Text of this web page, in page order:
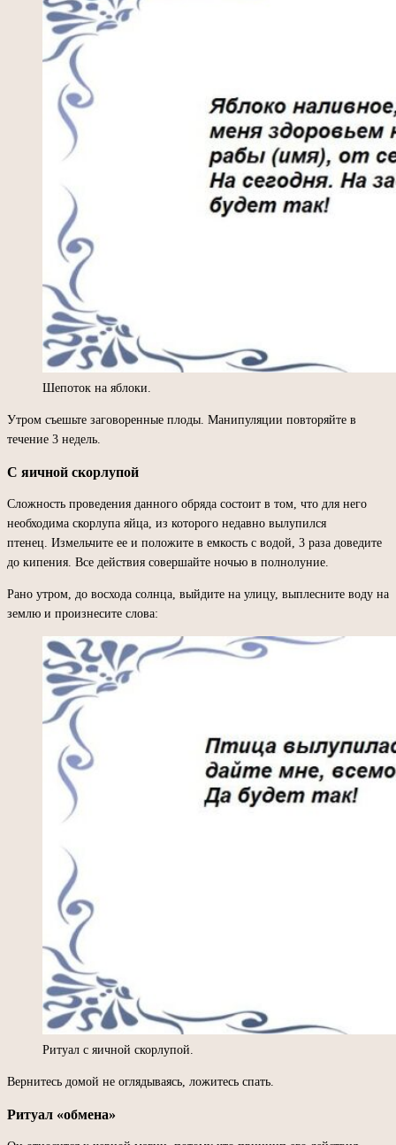
Шепоток на яблоки.
Утром съешьте заговоренные плоды. Манипуляции повторяйте в
течение 3 недель.
С яичной скорлупой
Сложность проведения данного обряда состоит в том, что для него
необходима скорлупа яйца, из которого недавно вылупился
птенец. Измельчите ее и положите в емкость с водой, 3 раза доведите
до кипения. Все действия совершайте ночью в полнолуние.
Рано утром, до восхода солнца, выйдите на улицу, выплесните воду на
землю и произнесите слова:
Ритуал с яичной скорлупой.
Вернитесь домой не оглядываясь, ложитесь спать.
Ритуал «обмена»